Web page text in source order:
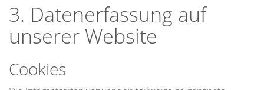
3. Datenerfassung auf
unserer Website
Cookies